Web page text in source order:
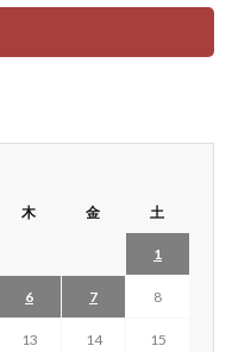
木 金 土
1
6 7 8
13 14 15